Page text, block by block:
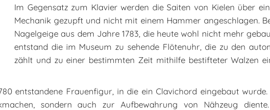
Im Gegensatz zum Klavier werden die Saiten von Kielen über
Mechanik gezupft und nicht mit einem Hammer angeschlagen.
Nagelgeige aus dem Jahre 1783, die heute wohl nicht mehr
entstand die im Museum zu sehende Flötenuhr, die zu den
zählt und zu einer bestimmten Zeit mithilfe bestifteter Walzen
entstandene Frauenfigur, in die ein Clavichord eingebaut
sondern auch zur Aufbewahrung von Nähzeug